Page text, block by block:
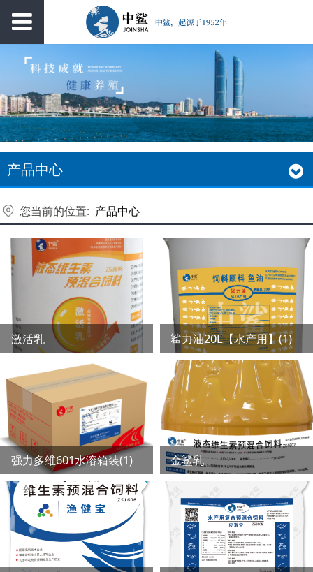
产品中心
您当前的位置: 产品中心
激活乳 鲨力油20L【水产用】(1)
强力多维601水溶箱装(1) 金鲨乳